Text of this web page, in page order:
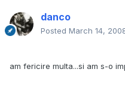
danco
Posted March 14,
am fericire multa...si am s-o